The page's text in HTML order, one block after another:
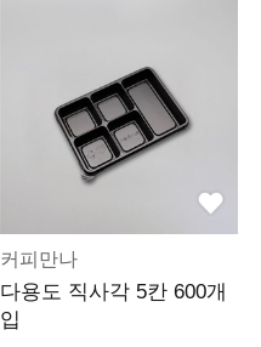
커피만나
다용도 직사각 5칸 600개
입